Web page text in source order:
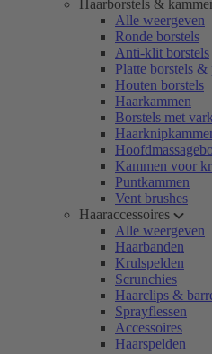
Haarborstels &
Alle weergeven
Ronde borstels
Anti-klit borstels
Platte borstels &
Houten borstels
Haarkammen
Borstels met
Kammen voor
Puntkammen
Vent brushes
Haaraccessoires
Alle weergeven
Haarbanden
Krulspelden
Scrunchies
Haarclips &
Sprayflessen
Accessoires
Haarspelden